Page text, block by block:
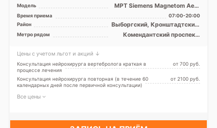
Модель
МРТ Siemens Magnetom Aera
1.5T закрытого типа, УЗИ
Время приема
07:00-20:00
Район
Выборгский, Кронштадтский,
Курортный, Приморский,
Лен. область
Метро рядом
Комендантский проспект,
Цены с учетом льгот и акций ↓
Консультация нейрохирурга вертебролога краткая в
процессе лечения
от 700 pуб.
Консультация нейрохирурга повторная (в течение 60
календарных дней после первичной консультации)
от 2100 pуб.
Все цены